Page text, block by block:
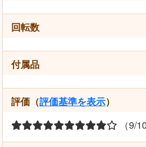
回転数
付属品
評価（評価基準を表示）
（9/